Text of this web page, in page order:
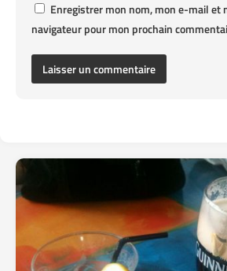
Enregistrer mon nom, mon e-mail et
navigateur pour mon prochain